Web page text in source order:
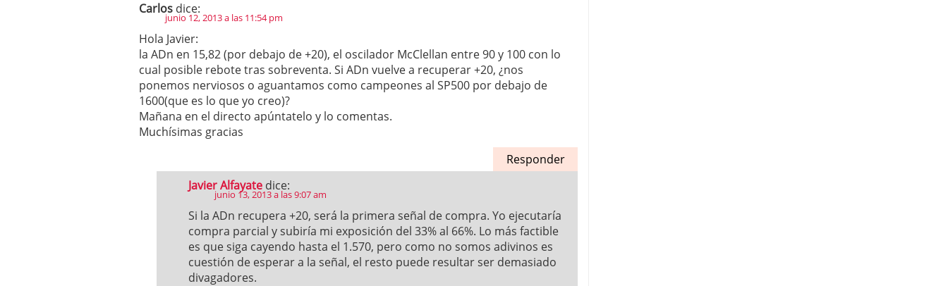
Carlos dice:
junio 12, 2013 a las 11:54 pm
Hola Javier:
la ADn en 15,82 (por debajo de +20), el oscilador McClellan entre 90 y 100 con lo
cual posible rebote tras sobreventa. Si ADn vuelve a recuperar +20, ¿nos
ponemos nerviosos o aguantamos como campeones al SP500 por debajo de
1600(que es lo que yo creo)?
Mañana en el directo apúntatelo y lo comentas.
Muchísimas gracias
Responder
Javier Alfayate dice:
junio 13, 2013 a las 9:07 am
Si la ADn recupera +20, será la primera señal de compra. Yo ejecutaría
compra parcial y subiría mi exposición del 33% al 66%. Lo más factible
es que siga cayendo hasta el 1.570, pero como no somos adivinos es
cuestión de esperar a la señal, el resto puede resultar ser demasiado
divagadores.